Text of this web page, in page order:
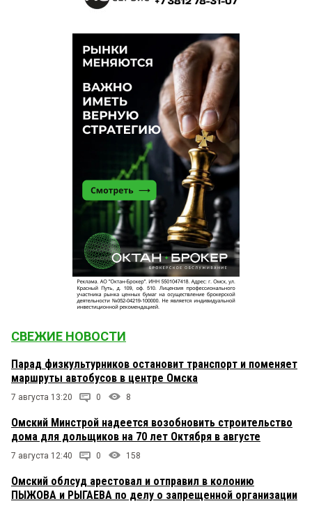
СВЕЖИЕ НОВОСТИ
Парад физкультурников остановит транспорт и поменяет
маршруты автобусов в центре Омска
7 августа 13:20 0 8
Омский Минстрой надеется возобновить строительство
дома для дольщиков на 70 лет Октября в августе
7 августа 12:40 0 158
Омский облсуд арестовал и отправил в колонию
ПЫЖОВА и РЫГАЕВА по делу о запрещенной организации